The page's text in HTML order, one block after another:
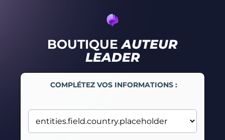
BOUTIQUEAUTEUR
LEADER
COMPLÉTEZ VOS INFORMATIONS :